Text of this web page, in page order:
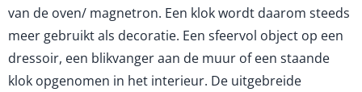
van de oven/ magnetron. Een klok wordt daarom steeds
meer gebruikt als decoratie. Een sfeervol object op een
dressoir, een blikvanger aan de muur of een staande
klok opgenomen in het interieur. De uitgebreide